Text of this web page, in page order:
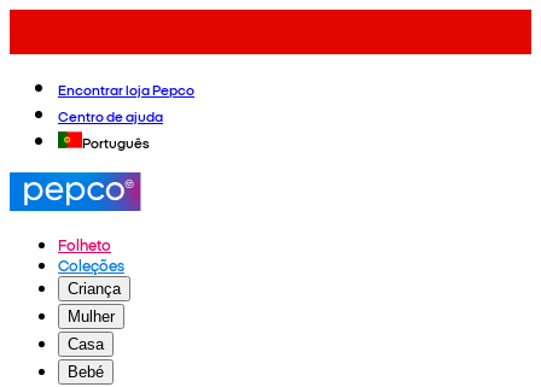
Encontrar loja Pepco
Centro de ajuda
Português
Folheto
Coleções
Criança
Mulher
Casa
Bebé